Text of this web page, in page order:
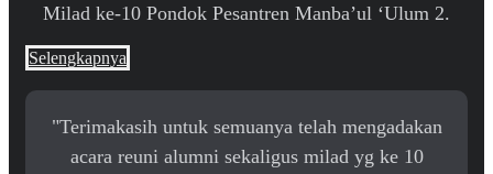
Milad ke-10 Pondok Pesantren Manba’ul ‘Ulum 2.
Selengkapnya
"Terimakasih untuk semuanya telah mengadakan
acara reuni alumni sekaligus milad yg ke 10